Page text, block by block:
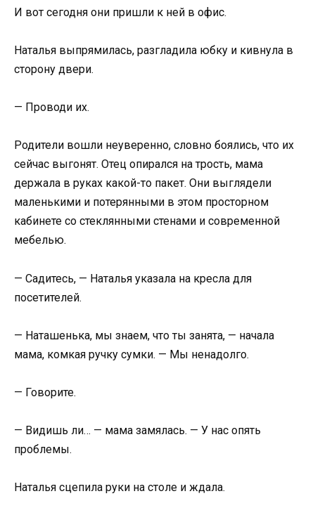
И вот сегодня они пришли к ней в офис.
Наталья выпрямилась, разгладила юбку и кивнула в
сторону двери.
— Проводи их.
Родители вошли неуверенно, словно боялись, что их
сейчас выгонят. Отец опирался на трость, мама
держала в руках какой-то пакет. Они выглядели
маленькими и потерянными в этом просторном
кабинете со стеклянными стенами и современной
мебелью.
— Садитесь, — Наталья указала на кресла для
посетителей.
— Наташенька, мы знаем, что ты занята, — начала
мама, комкая ручку сумки. — Мы ненадолго.
— Говорите.
— Видишь ли… — мама замялась. — У нас опять
проблемы.
Наталья сцепила руки на столе и ждала.